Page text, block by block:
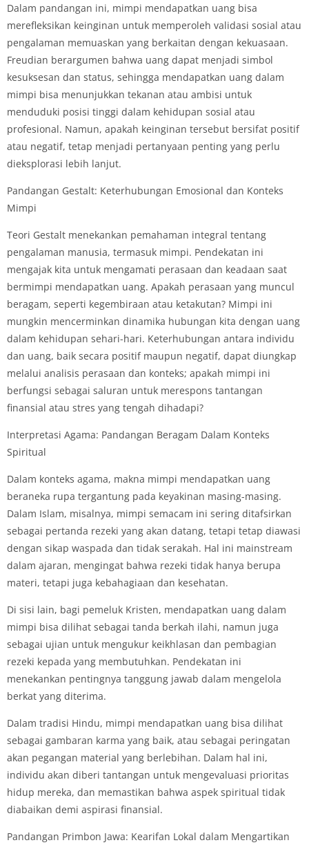
Dalam pandangan ini, mimpi mendapatkan uang bisa
merefleksikan keinginan untuk memperoleh validasi sosial atau
pengalaman memuaskan yang berkaitan dengan kekuasaan.
Freudian berargumen bahwa uang dapat menjadi simbol
kesuksesan dan status, sehingga mendapatkan uang dalam
mimpi bisa menunjukkan tekanan atau ambisi untuk
menduduki posisi tinggi dalam kehidupan sosial atau
profesional. Namun, apakah keinginan tersebut bersifat positif
atau negatif, tetap menjadi pertanyaan penting yang perlu
dieksplorasi lebih lanjut.
Pandangan Gestalt: Keterhubungan Emosional dan Konteks
Mimpi
Teori Gestalt menekankan pemahaman integral tentang
pengalaman manusia, termasuk mimpi. Pendekatan ini
mengajak kita untuk mengamati perasaan dan keadaan saat
bermimpi mendapatkan uang. Apakah perasaan yang muncul
beragam, seperti kegembiraan atau ketakutan? Mimpi ini
mungkin mencerminkan dinamika hubungan kita dengan uang
dalam kehidupan sehari-hari. Keterhubungan antara individu
dan uang, baik secara positif maupun negatif, dapat diungkap
melalui analisis perasaan dan konteks; apakah mimpi ini
berfungsi sebagai saluran untuk merespons tantangan
finansial atau stres yang tengah dihadapi?
Interpretasi Agama: Pandangan Beragam Dalam Konteks
Spiritual
Dalam konteks agama, makna mimpi mendapatkan uang
beraneka rupa tergantung pada keyakinan masing-masing.
Dalam Islam, misalnya, mimpi semacam ini sering ditafsirkan
sebagai pertanda rezeki yang akan datang, tetapi tetap diawasi
dengan sikap waspada dan tidak serakah. Hal ini mainstream
dalam ajaran, mengingat bahwa rezeki tidak hanya berupa
materi, tetapi juga kebahagiaan dan kesehatan.
Di sisi lain, bagi pemeluk Kristen, mendapatkan uang dalam
mimpi bisa dilihat sebagai tanda berkah ilahi, namun juga
sebagai ujian untuk mengukur keikhlasan dan pembagian
rezeki kepada yang membutuhkan. Pendekatan ini
menekankan pentingnya tanggung jawab dalam mengelola
berkat yang diterima.
Dalam tradisi Hindu, mimpi mendapatkan uang bisa dilihat
sebagai gambaran karma yang baik, atau sebagai peringatan
akan pegangan material yang berlebihan. Dalam hal ini,
individu akan diberi tantangan untuk mengevaluasi prioritas
hidup mereka, dan memastikan bahwa aspek spiritual tidak
diabaikan demi aspirasi finansial.
Pandangan Primbon Jawa: Kearifan Lokal dalam Mengartikan